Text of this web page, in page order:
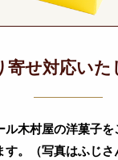
寄せ対応いた
ル木村屋の洋菓子
す。（写真はふじ